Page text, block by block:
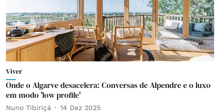
Viver
Onde o Algarve desacelera: Conversas de Alpendre e o luxo
em modo 'low profile'
Nuno Tibiriçá 14 Dez 2025